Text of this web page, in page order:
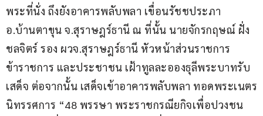
พระที่นั่ง ถึงยังอาคารพลับพลา เขื่อนรัชชประภา
อ.บ้านตาขุน จ.สุราษฎร์ธานี ณ ที่นั้น นายจักรกฤษณ์ ฝั่ง
ชลจิตร์ รอง ผวจ.สุราษฎร์ธานี หัวหน้าส่วนราชการ
ข้าราชการ และประชาชน เฝ้าทูลละอองธุลีพระบาทรับ
เสด็จ ต่อจากนั้น เสด็จเข้าอาคารพลับพลา ทอดพระเนตร
นิทรรศการ “48 พรรษา พระราชกรณียกิจเพื่อปวงชน